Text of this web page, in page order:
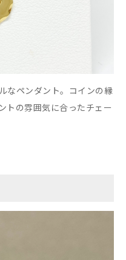
なペンダント。コインの縁
トの雰囲気に合ったチェー